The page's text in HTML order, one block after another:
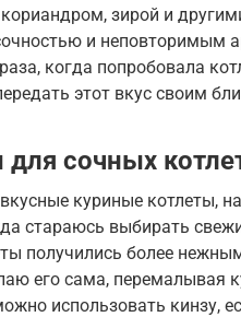
зирой и
и неповторимым
когда попробовала
этот вкус своим
сочных
куриные котлеты,
стараюсь выбирать
получились более
его сама, перемалывая
использовать кинзу,